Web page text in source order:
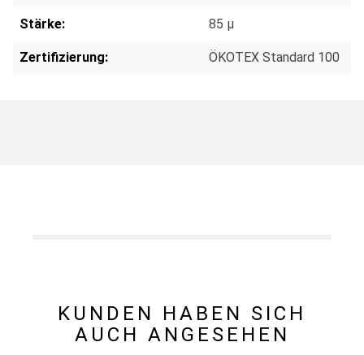
Stärke: 85 µ
Zertifizierung: ÖKOTEX Standard 100
KUNDEN HABEN SICH
AUCH ANGESEHEN